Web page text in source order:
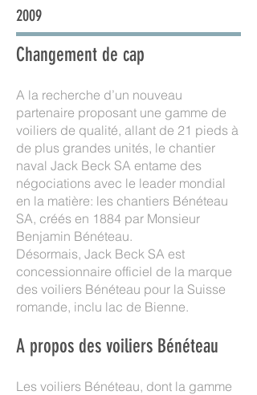
2009
Changement de cap
A la recherche d’un nouveau
partenaire proposant une gamme de
voiliers de qualité, allant de 21 pieds à
de plus grandes unités, le chantier
naval Jack Beck SA entame des
négociations avec le leader mondial
en la matière: les chantiers Bénéteau
SA, créés en 1884 par Monsieur
Benjamin Bénéteau.
Désormais, Jack Beck SA est
concessionnaire officiel de la marque
des voiliers Bénéteau pour la Suisse
romande, inclu lac de Bienne.
A propos des voiliers Bénéteau
Les voiliers Bénéteau, dont la gamme